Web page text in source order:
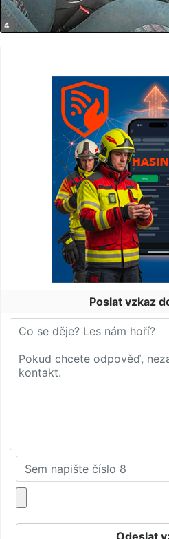
Poslat vzkaz